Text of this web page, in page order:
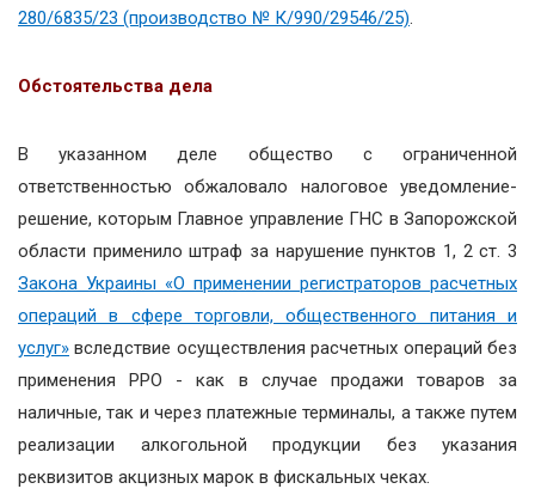
280/6835/23 (производство № К/990/29546/25).
Обстоятельства дела
В указанном деле общество с ограниченной
ответственностью обжаловало налоговое уведомление-
решение, которым Главное управление ГНС в Запорожской
области применило штраф за нарушение пунктов 1, 2 ст. 3
Закона Украины «О применении регистраторов расчетных
операций в сфере торговли, общественного питания и
услуг» вследствие осуществления расчетных операций без
применения РРО - как в случае продажи товаров за
наличные, так и через платежные терминалы, а также путем
реализации алкогольной продукции без указания
реквизитов акцизных марок в фискальных чеках.